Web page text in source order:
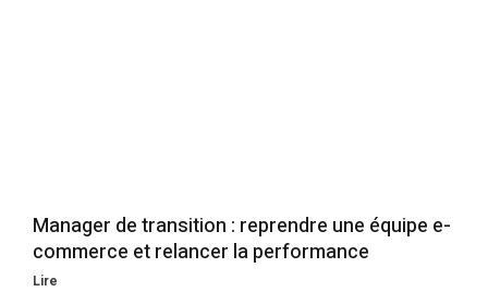
Manager de transition : reprendre une équipe e-
commerce et relancer la performance
Lire